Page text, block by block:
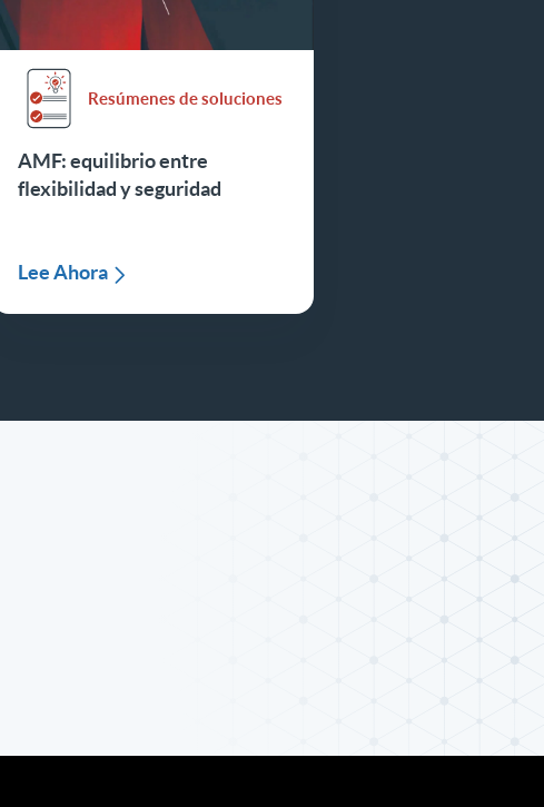
Resúmenes de soluciones
AMF: equilibrio entre
flexibilidad y seguridad
Lee Ahora